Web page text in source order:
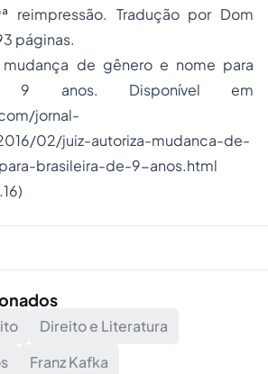
reimpressão. Tradução por Dom
páginas.
mudança de gênero e nome para
9 anos. Disponível em
jornal-
02/juiz-autoriza-mudanca-de-
brasileira-de-9-anos.html
Direito e Literatura
Franz Kafka